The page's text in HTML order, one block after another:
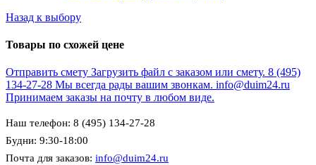
Назад к выбору
Товары по схожей цене
Отправить смету Загрузить файл с заказом или смету. 8 (495)
134-27-28 Мы всегда рады вашим звонкам. info@duim24.ru
Принимаем заказы на почту в любом виде.
Наш телефон: 8 (495) 134-27-28
Будни: 9:30-18:00
Почта для заказов: info@duim24.ru